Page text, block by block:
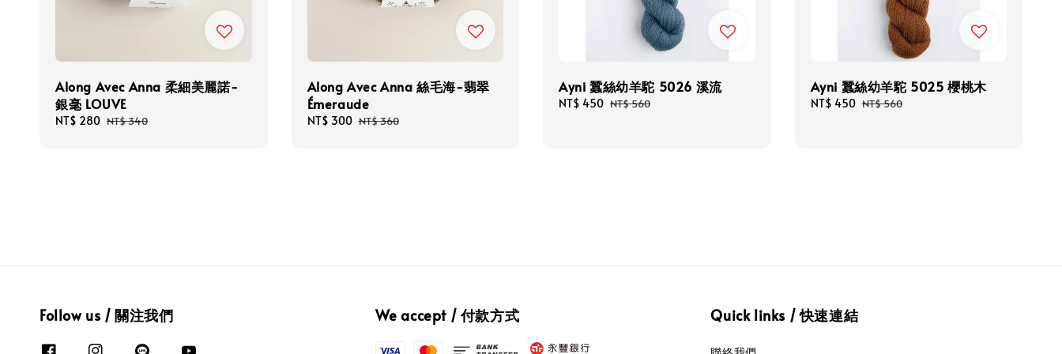
Along Avec Anna 柔細美麗諾-
銀毫 LOUVE
Sale
NT$ 280 Regular
NT$ 340
Along Avec Anna 絲毛海-翡翠
Émeraude
Sale
NT$ 300 Regular
NT$ 360
Ayni 蠶絲幼羊駝 5026 溪流
Sale
NT$ 450 Regular
NT$ 560
Ayni 蠶絲幼羊駝 5025 櫻桃木
Sale
NT$ 450 Regular
NT$ 560
Follow us / 關注我們 We accept / 付款方式 Quick links / 快速連結